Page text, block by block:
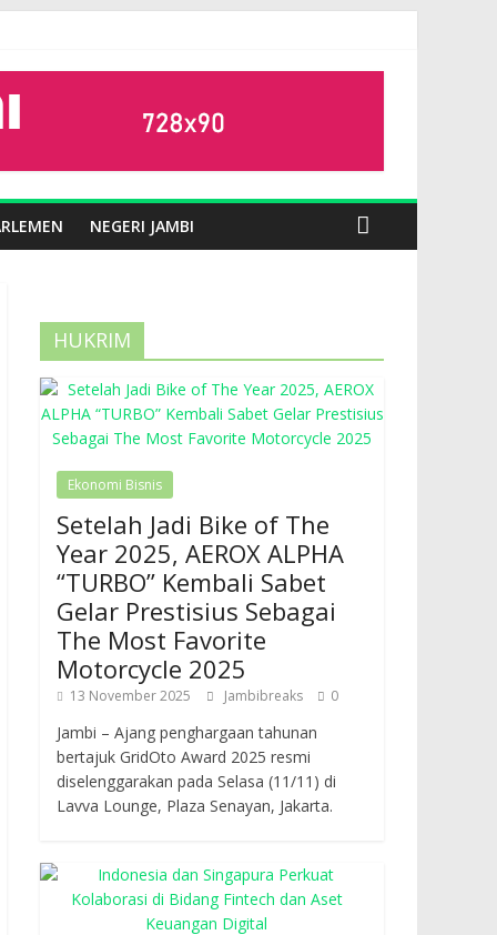
NEGERI JAMBI
HUKRIM
Ekonomi Bisnis
Setelah Jadi Bike of The
Year 2025, AEROX ALPHA
“TURBO” Kembali Sabet
Gelar Prestisius Sebagai
The Most Favorite
Motorcycle 2025
13 November 2025 Jambibreaks 0
Jambi – Ajang penghargaan tahunan
bertajuk GridOto Award 2025 resmi
diselenggarakan pada Selasa (11/11) di
Lavva Lounge, Plaza Senayan, Jakarta.